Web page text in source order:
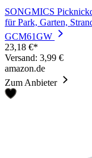
SONGMICS
für Park, Garten,
GCM61GW
23,18 €*
Versand: 3,99 €
amazon.de
Zum Anbieter